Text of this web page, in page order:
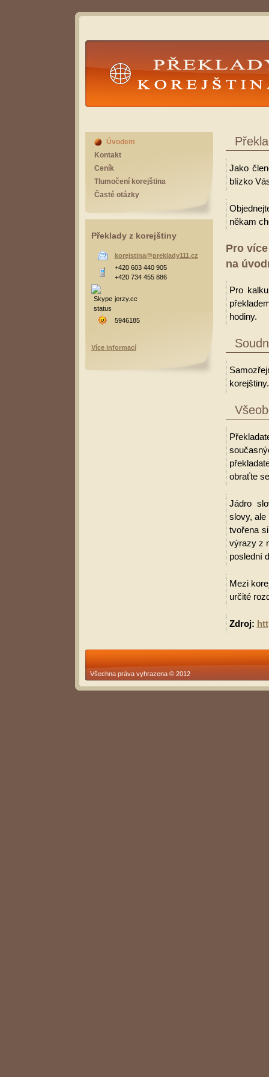
Překlady Korejština
Jako
blízko
někam
Pro
na
Pro
hodiny.
korejštiny.
obraťte
Jádro
slovy, ale
tvořena
výrazy z
poslední
Mezi
určité
Zdroj:
Úvodem
Kontakt
Ceník
Tlumočení korejština
Časté otázky
Překlady z korejštiny
korejstina@preklady111.cz
+420 603 440 905
+420 734 455 886
jerzy.cc
5946185
Více informací
Všechna práva vyhrazena © 2012